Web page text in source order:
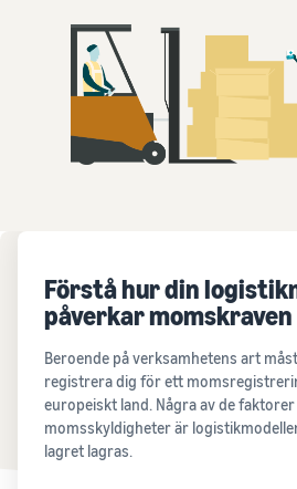
Förstå hur din
påverkar momskraven
Beroende på verksamhetens art
registrera dig för ett
europeiskt land. Några av de
momsskyldigheter är
lagret lagras.